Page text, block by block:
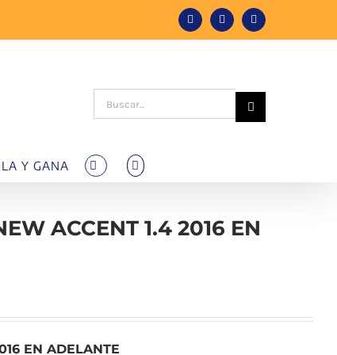
FacebookInstagramTiktok
Buscar:
Y GANA
ACCENT 1.4 2016 EN
EN ADELANTE